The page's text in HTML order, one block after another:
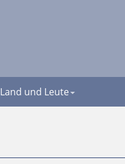
Land und Leute